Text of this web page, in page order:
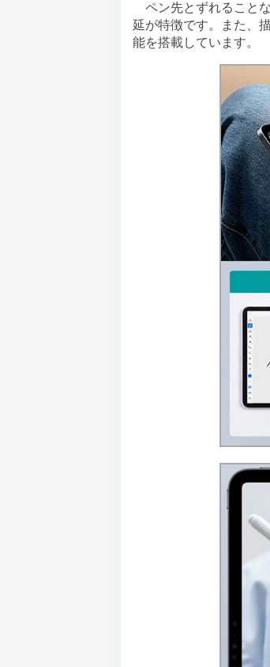
ペン先とずれること
延が特徴です。また、
能を搭載しています。